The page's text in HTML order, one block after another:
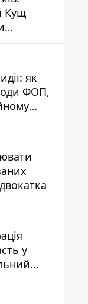
Кущ
як
ФОП,
у